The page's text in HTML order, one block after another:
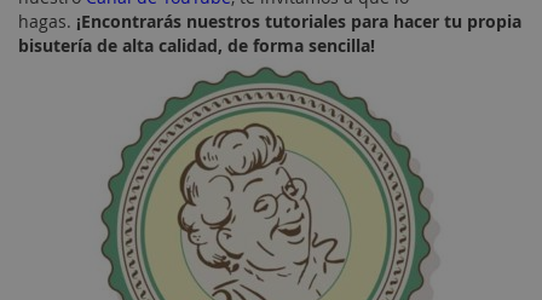
hagas. ¡Encontrarás nuestros tutoriales para hacer tu propia
bisutería de alta calidad, de forma sencilla!